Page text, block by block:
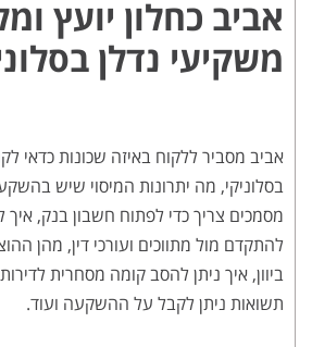
אביב כחלון יועץ
משקיעי נדלן
אביב מסביר ללקוח באיזה שכונות כדאי
בסלוניקי, מה יתרונות המיסוי שיש
מסמכים צריך כדי לפתוח חשבון בנק,
להתקדם מול מתווכים ועורכי דין, מהן
ביוון, איך ניתן להסב קומה מסחרית
תשואות ניתן לקבל על ההשקעה ועוד.